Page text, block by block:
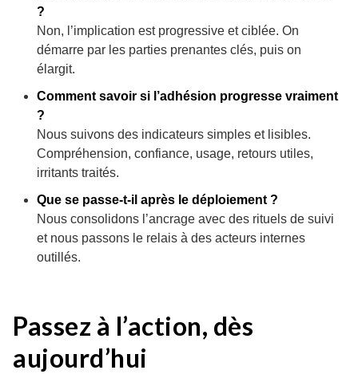
?
Non, l’implication est progressive et ciblée. On
démarre par les parties prenantes clés, puis on
élargit.
Comment savoir si l’adhésion progresse vraiment
?
Nous suivons des indicateurs simples et lisibles.
Compréhension, confiance, usage, retours utiles,
irritants traités.
Que se passe-t-il après le déploiement ?
Nous consolidons l’ancrage avec des rituels de suivi
et nous passons le relais à des acteurs internes
outillés.
Passez à l’action, dès
aujourd’hui